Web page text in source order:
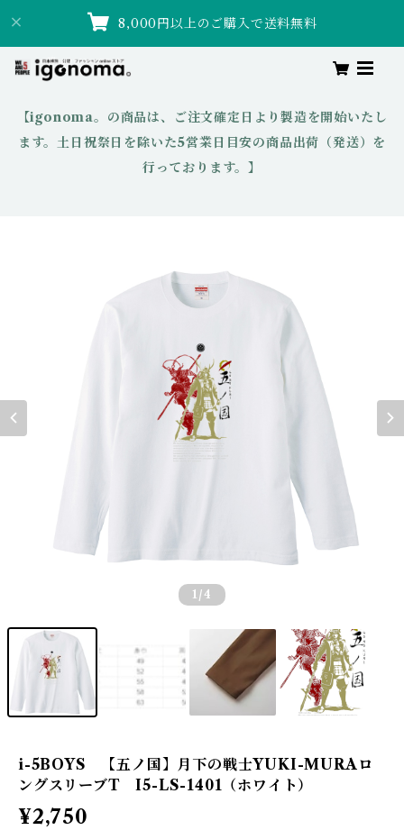
8,000円以上のご購入で送料無料
【igonoma。の商品は、ご注文確定日より製造を開始いたし
ます。土日祝祭日を除いた5営業日目安の商品出荷（発送）を
行っております。】
1 /4
i-5BOYS 【五ノ国】月下の戦士YUKI-MURAロ
ングスリーブT I5-LS-1401（ホワイト）
¥2,750